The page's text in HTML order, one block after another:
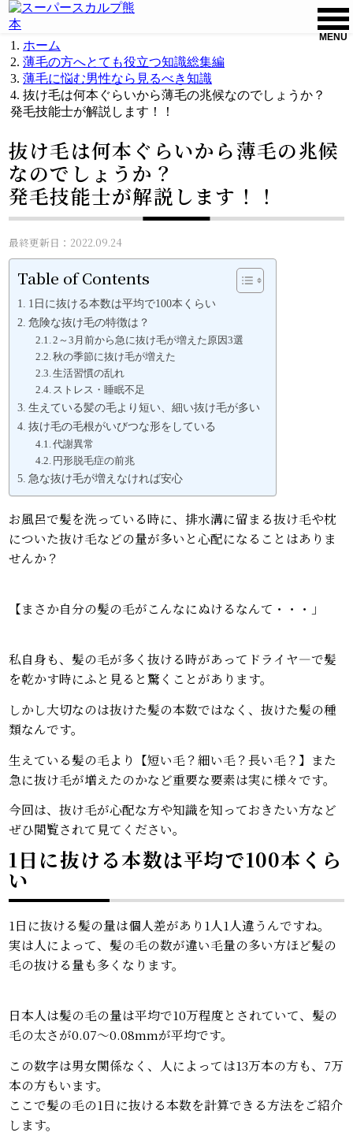
MENU
ホーム
薄毛の方へとても役立つ知識総集編
薄毛に悩む男性なら見るべき知識
抜け毛は何本ぐらいから薄毛の兆候なのでしょうか？
発毛技能士が解説します！！
抜け毛は何本ぐらいから薄毛の兆候
なのでしょうか？
発毛技能士が解説します！！
最終更新日：2022.09.24
Table of Contents
1日に抜ける本数は平均で100本くらい
危険な抜け毛の特徴は？
2～3月前から急に抜け毛が増えた原因3選
秋の季節に抜け毛が増えた
生活習慣の乱れ
ストレス・睡眠不足
生えている髪の毛より短い、細い抜け毛が多い
抜け毛の毛根がいびつな形をしている
代謝異常
円形脱毛症の前兆
急な抜け毛が増えなければ安心
お風呂で髪を洗っている時に、排水溝に留まる抜け毛や枕
についた抜け毛などの量が多いと心配になることはありま
せんか？
【まさか自分の髪の毛がこんなにぬけるなんて・・・」
私自身も、髪の毛が多く抜ける時があってドライヤ―で髪
を乾かす時にふと見ると驚くことがあります。
しかし大切なのは抜けた髪の本数ではなく、抜けた髪の種
類なんです。
生えている髪の毛より【短い毛？細い毛？長い毛？】また
急に抜け毛が増えたのかなど重要な要素は実に様々です。
今回は、抜け毛が心配な方や知識を知っておきたい方など
ぜひ閲覧されて見てください。
1日に抜ける本数は平均で100本くら
い
1日に抜ける髪の量は個人差があり1人1人違うんですね。
実は人によって、髪の毛の数が違い毛量の多い方ほど髪の
毛の抜ける量も多くなります。
日本人は髪の毛の量は平均で10万程度とされていて、髪の
毛の太さが0.07～0.08mmが平均です。
この数字は男女関係なく、人によっては13万本の方も、7万
本の方もいます。
ここで髪の毛の1日に抜ける本数を計算できる方法をご紹介
します。